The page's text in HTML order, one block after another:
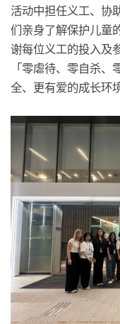
活动中担任义工、协
们亲身了解保护儿童
谢每位义工的投入及
「零虐待、零自杀
全、更有爱的成长环